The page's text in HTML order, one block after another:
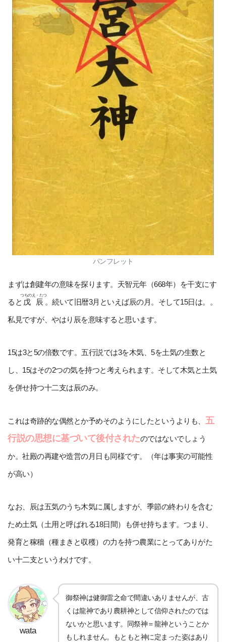
パンフレット
まずは創建年の意味を探ります。天智元年（668年）を干支にす
ると 戊辰
つちのえ・たつ
。続いて旧暦3月といえば辰の月。そして15日は。。
私見ですが、やはり辰を意味すると思います。
15は3と5の倍数です。五行説では3を木気、5を土気の生数と
し、15はその2つの気を持つと考えられます。そして木気と土気
を併せ持つ十二支は辰のみ。
これは奇跡的な偶然とか予めそのようにしたというよりも、 五
行説の思想に基づいて後付されたのではないでしょう
か。社殿の再建や造営の月日も同様です。（年は事実の可能性
が高い）
なお、辰は五気のうち木気に属しますが、季節の終わりを含む
ため土気（土用と呼ばれる18日間）も併せ持ちます。つまり、
発育と稼穡（種まきと収穫）の力を持つ農業にとってありがた
い十二支というわけです。
wata
御祭神は健御雷之命で間違いありませんが、古
くは龍神であり農耕神として信仰されたのでは
ないかと思います。同祭神＝龍神ということか
もしれません。もともと神に定まった姿はあり